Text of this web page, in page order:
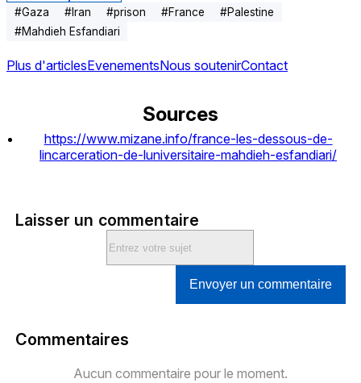
#Gaza #Iran #prison #France #Palestine
#Mahdieh Esfandiari
Plus d'articlesEvenementsNous soutenirContact
Sources
https://www.mizane.info/france-les-dessous-de-
lincarceration-de-luniversitaire-mahdieh-esfandiari/
Laisser un commentaire
Envoyer un commentaire
Commentaires
Aucun commentaire pour le moment.